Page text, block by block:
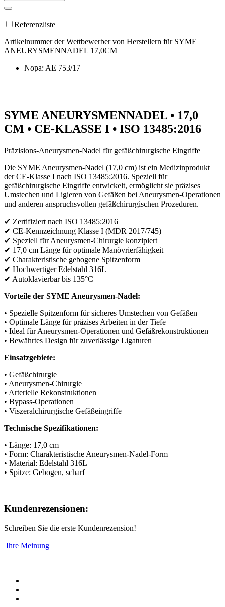
Referenzliste
Artikelnummer der Wettbewerber von Herstellern für SYME
ANEURYSMENNADEL 17,0CM
Nopa: AE 753/17
SYME ANEURYSMENNADEL • 17,0
CM • CE-KLASSE I • ISO 13485:2016
Präzisions-Aneurysmen-Nadel für gefäßchirurgische Eingriffe
Die SYME Aneurysmen-Nadel (17,0 cm) ist ein Medizinprodukt
der CE-Klasse I nach ISO 13485:2016. Speziell für
gefäßchirurgische Eingriffe entwickelt, ermöglicht sie präzises
Umstechen und Ligieren von Gefäßen bei Aneurysmen-Operationen
und anderen anspruchsvollen gefäßchirurgischen Prozeduren.
✔ Zertifiziert nach ISO 13485:2016
✔ CE-Kennzeichnung Klasse I (MDR 2017/745)
✔ Speziell für Aneurysmen-Chirurgie konzipiert
✔ 17,0 cm Länge für optimale Manövrierfähigkeit
✔ Charakteristische gebogene Spitzenform
✔ Hochwertiger Edelstahl 316L
✔ Autoklavierbar bis 135°C
Vorteile der SYME Aneurysmen-Nadel:
• Spezielle Spitzenform für sicheres Umstechen von Gefäßen
• Optimale Länge für präzises Arbeiten in der Tiefe
• Ideal für Aneurysmen-Operationen und Gefäßrekonstruktionen
• Bewährtes Design für zuverlässige Ligaturen
Einsatzgebiete:
• Gefäßchirurgie
• Aneurysmen-Chirurgie
• Arterielle Rekonstruktionen
• Bypass-Operationen
• Viszeralchirurgische Gefäßeingriffe
Technische Spezifikationen:
• Länge: 17,0 cm
• Form: Charakteristische Aneurysmen-Nadel-Form
• Material: Edelstahl 316L
• Spitze: Gebogen, scharf
Kundenrezensionen:
Schreiben Sie die erste Kundenrezension!
Ihre Meinung